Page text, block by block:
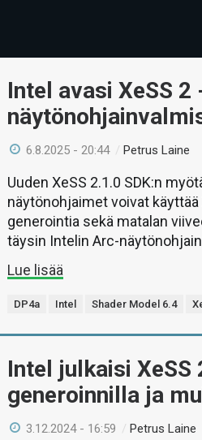
Intel avasi XeSS
6.8.2025 - 20:44 /Petrus Laine
Uuden XeSS 2.1.0 SDK:n
näytönohjaimet voivat
generointia sekä matalan
täysin Intelin Arc-
Lue lisää
DP4a Intel Shader Model 6.4
Intel julkaisi
generoinnilla ja
3.12.2024 - 16:59 /Petrus Laine